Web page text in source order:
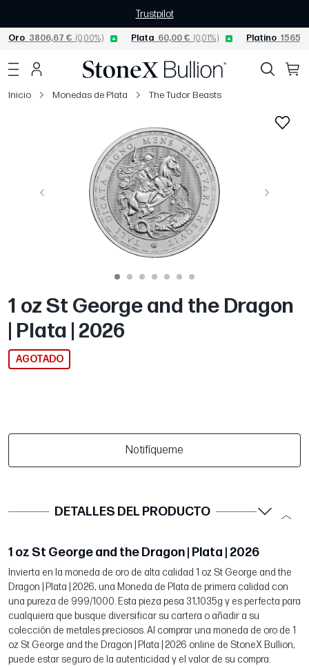
Trustpilot
Oro 3806,67 € (0,00%) Plata 60,00 € (0,01%) Platino
Inicio Monedas de Plata The Tudor Beasts
Página anterior Siguiente
1 oz St George and the Dragon
| Plata | 2026
AGOTADO
Notifíqueme
DETALLES DEL PRODUCTO
1 oz St George and the Dragon | Plata | 2026
Invierta en la moneda de oro de alta calidad 1 oz St George and the
Dragon | Plata | 2026, una Moneda de Plata de primera calidad con
una pureza de 999/1000. Esta pieza pesa 31,1035g y es perfecta para
cualquiera que busque diversificar su cartera o añadir a su
colección de metales preciosos. Al comprar una moneda de oro de 1
oz St George and the Dragon | Plata | 2026 online de StoneX Bullion,
puede estar seguro de la autenticidad y el valor de su compra.